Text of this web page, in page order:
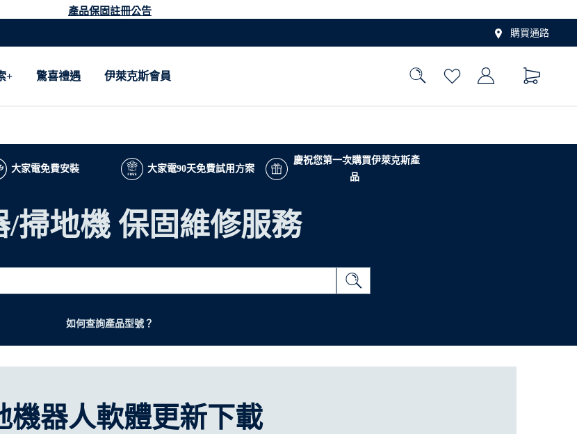
產品保固註冊公告
購買通路
+ 驚喜禮遇 伊萊克斯會員
大家電免費安裝 大家電90天免費試用方案
慶祝您第一次購買伊萊克斯產
品
/掃地機 保固維修服務
如何查詢產品型號？
機器人軟體更新下載